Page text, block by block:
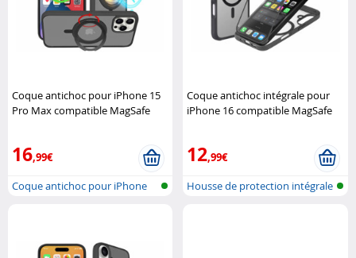
Coque antichoc pour iPhone 15
Pro Max compatible MagSafe
16,99€
Coque antichoc pour iPhone
Coque antichoc intégrale pour
iPhone 16 compatible MagSafe
12,99€
Housse de protection intégrale